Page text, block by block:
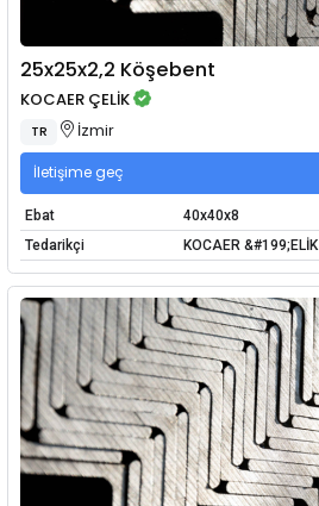
25x25x2,2 Köşebent
KOCAER ÇELİK
TR İzmir
İletişime geç
Ebat
40x40x8
Tedarikçi
KOCAER &#199;ELİK